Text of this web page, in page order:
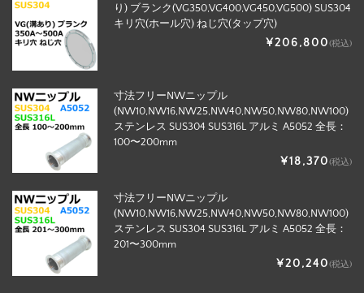
り) ブランク(VG350,VG400,VG450,VG500) SUS304
キリ穴(ホール穴) ねじ穴(タップ穴)
¥206,800(税込)
寸法フリーNWニップル
(NW10,NW16,NW25,NW40,NW50,NW80,NW100)
ステンレス SUS304 SUS316L アルミ A5052 全長：
100〜200mm
¥18,370(税込)
寸法フリーNWニップル
(NW10,NW16,NW25,NW40,NW50,NW80,NW100)
ステンレス SUS304 SUS316L アルミ A5052 全長：
201〜300mm
¥20,240(税込)